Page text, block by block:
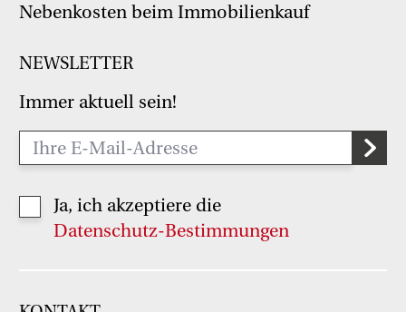
Nebenkosten beim Immobilienkauf
NEWSLETTER
Immer aktuell sein!
Ja, ich akzeptiere die
Datenschutz-Bestimmungen